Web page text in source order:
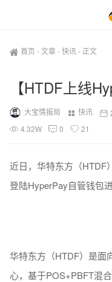
首页 -文章-快讯- 正文
【HTDF上线
大宝情报局 快讯
4.32W
0 21
近日，华特东方（HTDF
登陆HyperPay自管钱包
华特东方（HTDF）是面
心，基于POS+PBFT混